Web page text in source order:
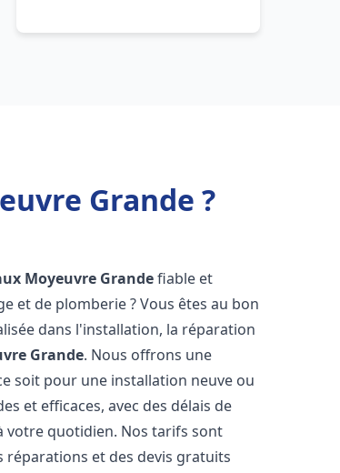
Grande ?
Moyeuvre Grandefiable et
et de plomberie ? Vous êtes au bon
dans l'installation, la réparation
Grande. Nous offrons une
soit pour une installation neuve ou
et efficaces, avec des délais de
quotidien. Nos tarifs sont
et des devis gratuits